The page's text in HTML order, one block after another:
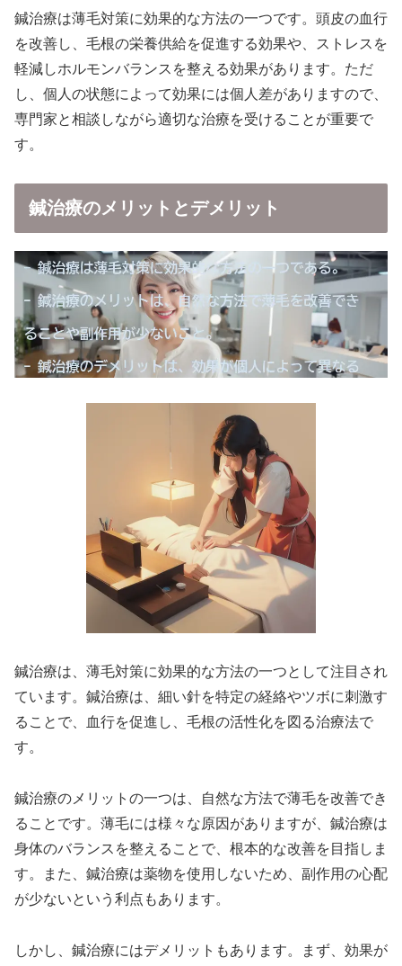
鍼治療は薄毛対策に効果的な方法の一つです。頭皮の血行
を改善し、毛根の栄養供給を促進する効果や、ストレスを
軽減しホルモンバランスを整える効果があります。ただ
し、個人の状態によって効果には個人差がありますので、
専門家と相談しながら適切な治療を受けることが重要で
す。
鍼治療のメリットとデメリット
鍼治療は、薄毛対策に効果的な方法の一つとして注目され
ています。鍼治療は、細い針を特定の経絡やツボに刺激す
ることで、血行を促進し、毛根の活性化を図る治療法で
す。
鍼治療のメリットの一つは、自然な方法で薄毛を改善でき
ることです。薄毛には様々な原因がありますが、鍼治療は
身体のバランスを整えることで、根本的な改善を目指しま
す。また、鍼治療は薬物を使用しないため、副作用の心配
が少ないという利点もあります。
しかし、鍼治療にはデメリットもあります。まず、効果が